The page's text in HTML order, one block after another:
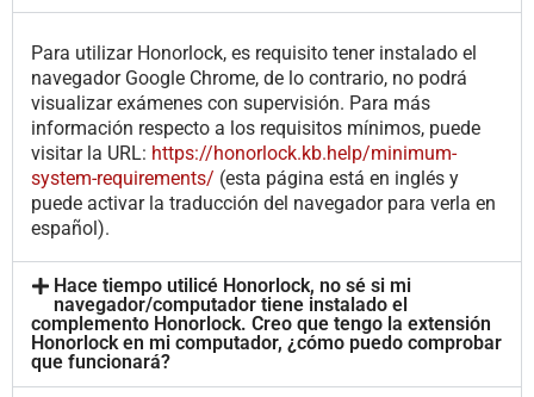
Para utilizar Honorlock, es requisito tener instalado el
navegador Google Chrome, de lo contrario, no podrá
visualizar exámenes con supervisión. Para más
información respecto a los requisitos mínimos, puede
visitar la URL: https://honorlock.kb.help/minimum-
system-requirements/ (esta página está en inglés y
puede activar la traducción del navegador para verla en
español).
Hace tiempo utilicé Honorlock, no sé si mi
navegador/computador tiene instalado el
complemento Honorlock. Creo que tengo la extensión
Honorlock en mi computador, ¿cómo puedo comprobar
que funcionará?